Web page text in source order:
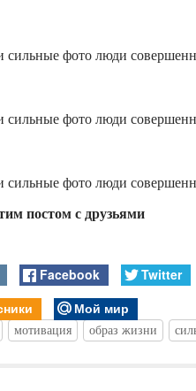
постом с друзьями
Facebook
Twitter
Мой мир
мотивация образ жизни